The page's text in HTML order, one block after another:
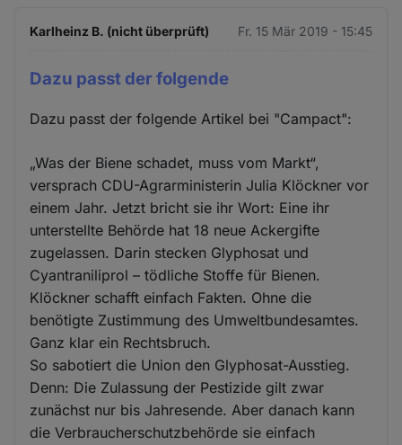
Karlheinz B. (nicht überprüft) Fr. 15 Mär 2019 - 15:45
Dazu passt der folgende
Dazu passt der folgende Artikel bei "Campact":
„Was der Biene schadet, muss vom Markt“,
versprach CDU-Agrarministerin Julia Klöckner vor
einem Jahr. Jetzt bricht sie ihr Wort: Eine ihr
unterstellte Behörde hat 18 neue Ackergifte
zugelassen. Darin stecken Glyphosat und
Cyantraniliprol – tödliche Stoffe für Bienen.
Klöckner schafft einfach Fakten. Ohne die
benötigte Zustimmung des Umweltbundesamtes.
Ganz klar ein Rechtsbruch.
So sabotiert die Union den Glyphosat-Ausstieg.
Denn: Die Zulassung der Pestizide gilt zwar
zunächst nur bis Jahresende. Aber danach kann
die Verbraucherschutzbehörde sie einfach